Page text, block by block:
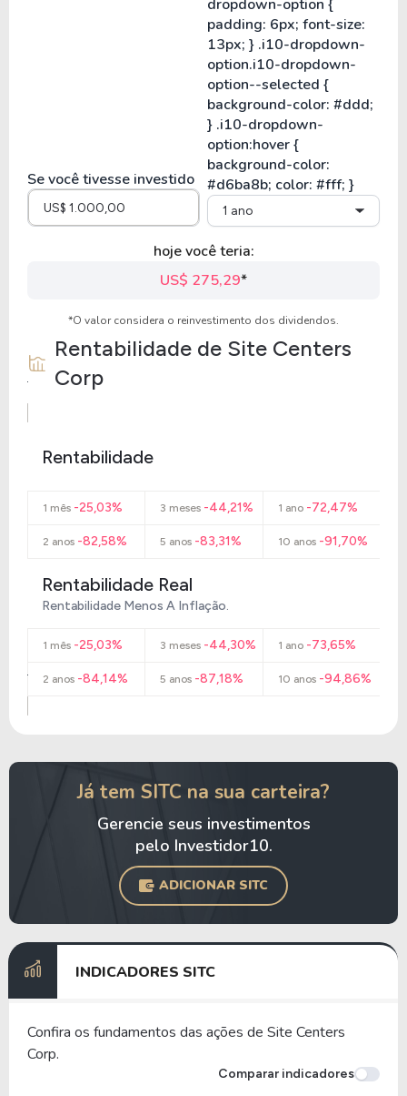
Se você tivesse investido
1 ano
hoje você teria:
US$ 275,29*
*O valor considera o reinvestimento dos dividendos.
Rentabilidade de Site Centers
Corp
Rentabilidade
1 mês -25,03% 3 meses -44,21% 1 ano-72,47%
2 anos -82,58% 5 anos -83,31% 10 anos-91,70%
Rentabilidade Real
Rentabilidade Menos A Inflação.
1 mês -25,03% 3 meses -44,30% 1 ano-73,65%
2 anos -84,14% 5 anos -87,18% 10 anos-94,86%
Já tem SITC na sua carteira?
Gerencie seus investimentos
pelo Investidor10.
ADICIONAR SITC
INDICADORES SITC
Confira os fundamentos das ações de Site Centers
Corp.
Comparar indicadores